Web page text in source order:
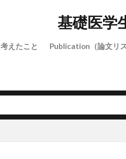
基礎医学
考えたこと Publication（論文リス